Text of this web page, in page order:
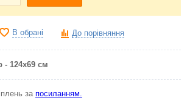
В обрані До порівняння
- 124х69 см
за посиланням.